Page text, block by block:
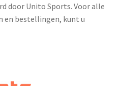
door Unito Sports. Voor alle
en bestellingen, kunt u